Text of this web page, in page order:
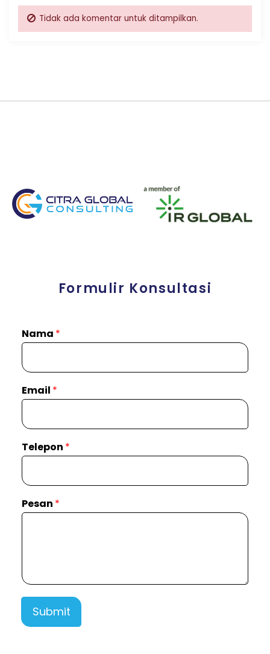
Tidak ada komentar untuk ditampilkan.
Formulir Konsultasi
Nama *
Email *
Telepon *
Pesan *
Submit